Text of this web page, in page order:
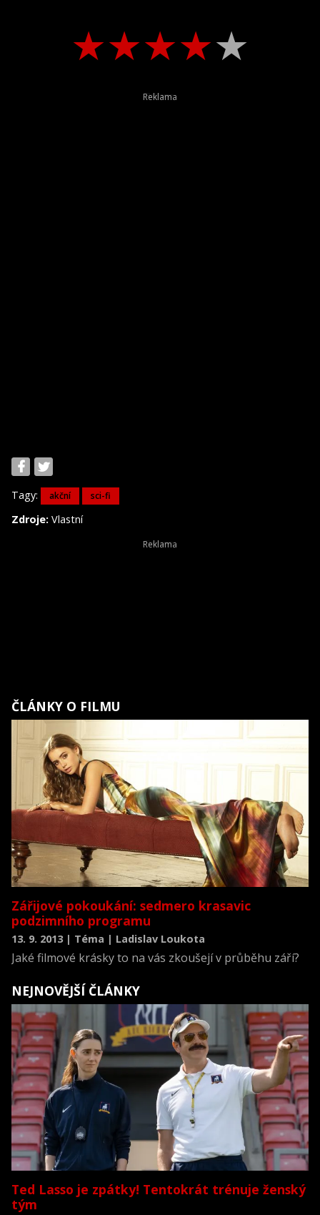
★★★★★
Tagy: akční sci-fi
Zdroje: Vlastní
ČLÁNKY O FILMU
Zářijové pokoukání: sedmero krasavic
podzimního programu
13. 9. 2013 | Téma | Ladislav Loukota
Jaké filmové krásky to na vás zkoušejí v průběhu září?
NEJNOVĚJŠÍ ČLÁNKY
Ted Lasso je zpátky! Tentokrát trénuje ženský
tým